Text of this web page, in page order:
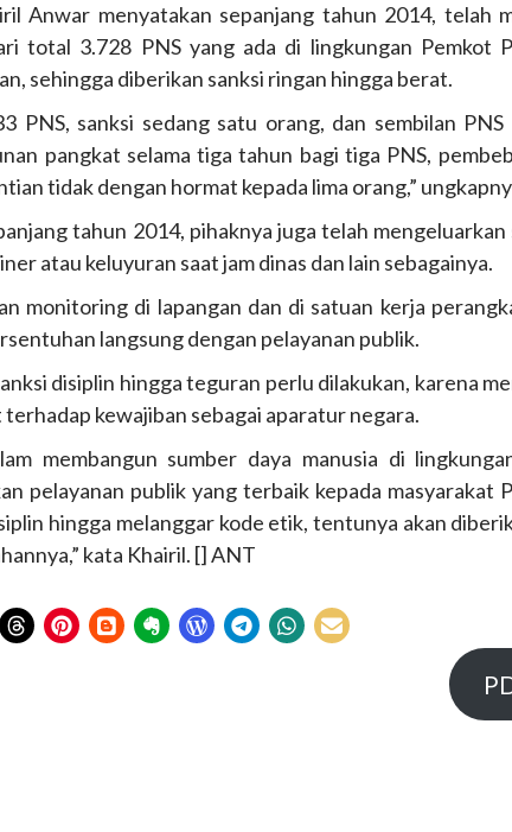
Anwar menyatakan sepanjang tahun 2014, telah
total 3.728 PNS yang ada di lingkungan Pemkot
sehingga diberikan sanksi ringan hingga berat.
PNS, sanksi sedang satu orang, dan sembilan
pangkat selama tiga tahun bagi tiga PNS,
tidak dengan hormat kepada lima orang,”
tahun 2014, pihaknya juga telah mengeluarkan
atau keluyuran saat jam dinas dan lain sebagainya.
monitoring di lapangan dan di satuan kerja
langsung dengan pelayanan publik.
disiplin hingga teguran perlu dilakukan, karena
kewajiban sebagai aparatur negara.
membangun sumber daya manusia di
pelayanan publik yang terbaik kepada masyarakat
hingga melanggar kode etik, tentunya akan
kata Khairil. [] ANT